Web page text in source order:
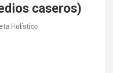
caseros)
Holístico